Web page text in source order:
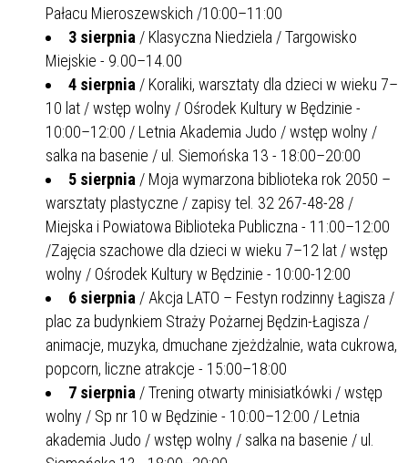
Pałacu Mieroszewskich /10:00–11:00
3 sierpnia / Klasyczna Niedziela / Targowisko
Miejskie - 9.00–14.00
4 sierpnia / Koraliki, warsztaty dla dzieci w wieku 7–
10 lat / wstęp wolny / Ośrodek Kultury w Będzinie -
10:00–12:00 / Letnia Akademia Judo / wstęp wolny /
salka na basenie / ul. Siemońska 13 - 18:00–20:00
5 sierpnia / Moja wymarzona biblioteka rok 2050 –
warsztaty plastyczne / zapisy tel. 32 267-48-28 /
Miejska i Powiatowa Biblioteka Publiczna - 11:00–12:00
/Zajęcia szachowe dla dzieci w wieku 7–12 lat / wstęp
wolny / Ośrodek Kultury w Będzinie - 10:00-12:00
6 sierpnia / Akcja LATO – Festyn rodzinny Łagisza /
plac za budynkiem Straży Pożarnej Będzin-Łagisza /
animacje, muzyka, dmuchane zjeżdżalnie, wata cukrowa,
popcorn, liczne atrakcje - 15:00–18:00
7 sierpnia / Trening otwarty minisiatkówki / wstęp
wolny / Sp nr 10 w Będzinie - 10:00–12:00 / Letnia
akademia Judo / wstęp wolny / salka na basenie / ul.